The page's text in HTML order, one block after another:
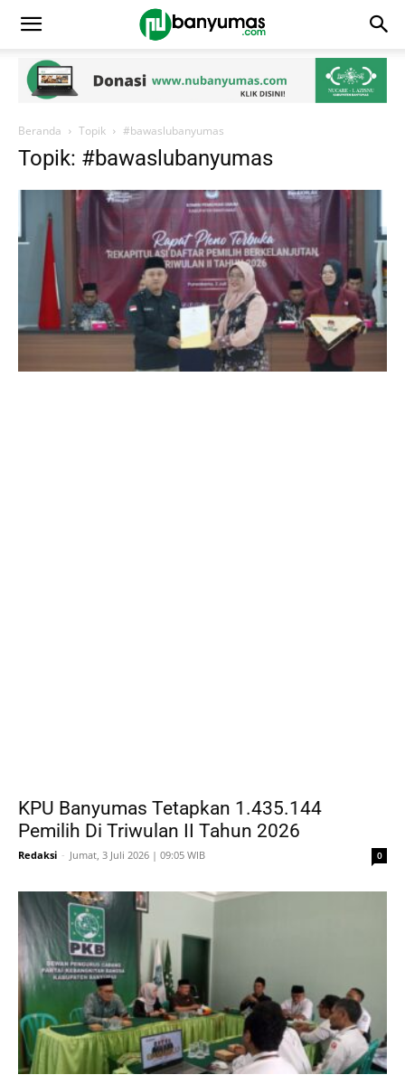
Beranda Topik #bawaslubanyumas
Topik: #bawaslubanyumas
KPU Banyumas Tetapkan 1.435.144
Pemilih Di Triwulan II Tahun 2026
Redaksi - Jumat, 3 Juli 2026 | 09:05 WIB 0